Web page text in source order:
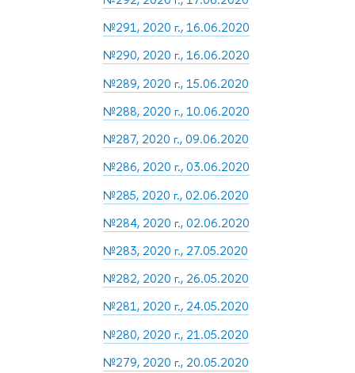
№291, 2020 г., 16.06.2020
№290, 2020 г., 16.06.2020
№289, 2020 г., 15.06.2020
№288, 2020 г., 10.06.2020
№287, 2020 г., 09.06.2020
№286, 2020 г., 03.06.2020
№285, 2020 г., 02.06.2020
№284, 2020 г., 02.06.2020
№283, 2020 г., 27.05.2020
№282, 2020 г., 26.05.2020
№281, 2020 г., 24.05.2020
№280, 2020 г., 21.05.2020
№279, 2020 г., 20.05.2020